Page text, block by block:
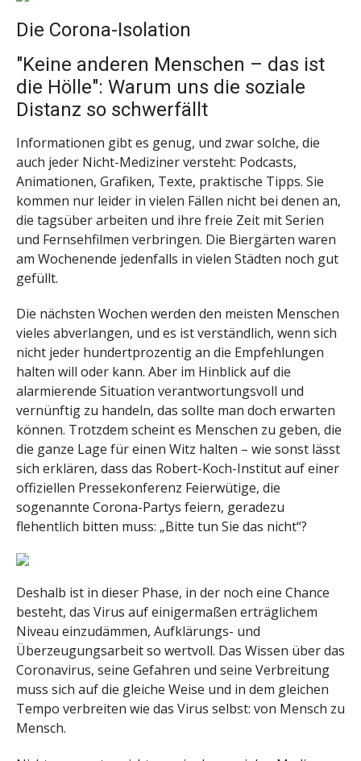
Die Corona-Isolation
"Keine anderen Menschen – das ist
die Hölle": Warum uns die soziale
Distanz so schwerfällt
Informationen gibt es genug, und zwar solche, die
auch jeder Nicht-Mediziner versteht: Podcasts,
Animationen, Grafiken, Texte, praktische Tipps. Sie
kommen nur leider in vielen Fällen nicht bei denen an,
die tagsüber arbeiten und ihre freie Zeit mit Serien
und Fernsehfilmen verbringen. Die Biergärten waren
am Wochenende jedenfalls in vielen Städten noch gut
gefüllt.
Die nächsten Wochen werden den meisten Menschen
vieles abverlangen, und es ist verständlich, wenn sich
nicht jeder hundertprozentig an die Empfehlungen
halten will oder kann. Aber im Hinblick auf die
alarmierende Situation verantwortungsvoll und
vernünftig zu handeln, das sollte man doch erwarten
können. Trotzdem scheint es Menschen zu geben, die
die ganze Lage für einen Witz halten – wie sonst lässt
sich erklären, dass das Robert-Koch-Institut auf einer
offiziellen Pressekonferenz Feierwütige, die
sogenannte Corona-Partys feiern, geradezu
flehentlich bitten muss: „Bitte tun Sie das nicht“?
Deshalb ist in dieser Phase, in der noch eine Chance
besteht, das Virus auf einigermaßen erträglichem
Niveau einzudämmen, Aufklärungs- und
Überzeugungsarbeit so wertvoll. Das Wissen über das
Coronavirus, seine Gefahren und seine Verbreitung
muss sich auf die gleiche Weise und in dem gleichen
Tempo verbreiten wie das Virus selbst: von Mensch zu
Mensch.